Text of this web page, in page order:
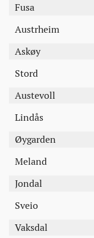
Fusa
Austrheim
Askøy
Stord
Austevoll
Lindås
Øygarden
Meland
Jondal
Sveio
Vaksdal